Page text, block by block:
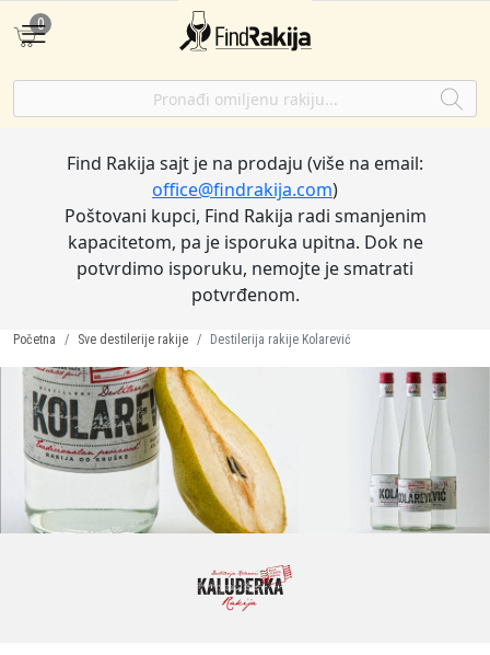
Find Rakija sajt je na prodaju (više na email:
office@findrakija.com)
Poštovani kupci, Find Rakija radi smanjenim
kapacitetom, pa je isporuka upitna. Dok ne
potvrdimo isporuku, nemojte je smatrati
potvrđenom.
0
Početna Sve destilerije rakije Destilerija rakije Kolarević